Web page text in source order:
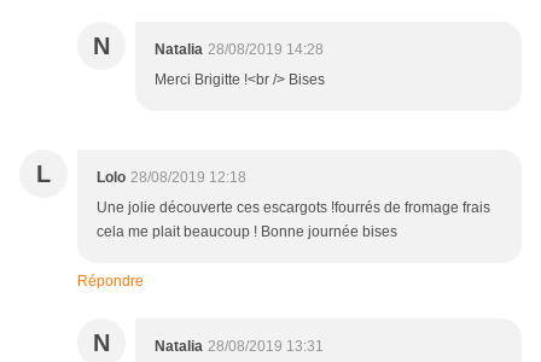
N Natalia 28/08/2019 14:28
Merci Brigitte !<br /> Bises
L Lolo 28/08/2019 12:18
Une jolie découverte ces escargots !fourrés de fromage frais
cela me plait beaucoup ! Bonne journée bises
Répondre
N Natalia 28/08/2019 13:31